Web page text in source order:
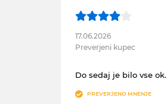
17.06.2026
Preverjeni kupec
Do sedaj je bilo vse ok.
PREVERJENO MNENJE